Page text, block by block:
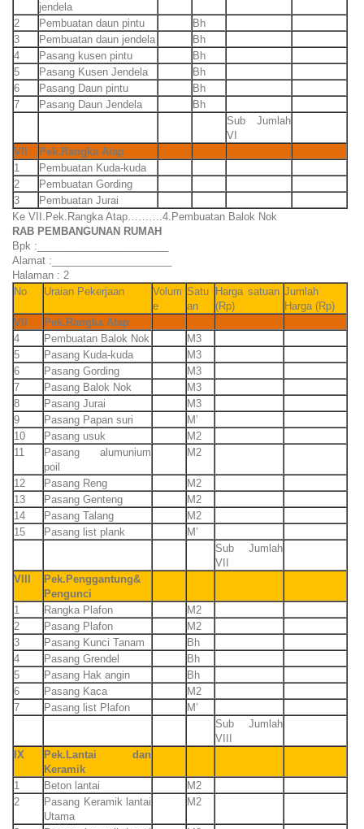
jendela
2 Pembuatan daun pintu
Bh
3
Pembuatan daun jendela
Bh
4
Pasang kusen pintu
Bh
5
Pasang Kusen Jendela
Bh
6
Pasang Daun pintu
Bh
7
Pasang Daun Jendela
Bh
Sub Jumlah
VI
VII
Pek.Rangka Atap
1
Pembuatan Kuda-kuda
2
Pembuatan Gording
3
Pembuatan Jurai
Ke VII.Pek.Rangka Atap……….4.Pembuatan Balok Nok
RAB PEMBANGUNAN RUMAH
Bpk :_______________________
Alamat :_____________________
Halaman : 2
No
Uraian Pekerjaan
Volum
e
Satu
an
Harga satuan
(Rp)
Jumlah
Harga (Rp)
VII
Pek.Rangka Atap
4
Pembuatan Balok Nok
M3
5
Pasang Kuda-kuda
M3
6
Pasang Gording
M3
7
Pasang Balok Nok
M3
8
Pasang Jurai
M3
9
Pasang Papan suri
M’
10
Pasang usuk
M2
11
Pasang alumunium
poil
M2
12 Pasang Reng
M2
13
Pasang Genteng
M2
14
Pasang Talang
M2
15
Pasang list plank
M’
Sub Jumlah
VII
VIII
Pek.Penggantung&
Pengunci
1
Rangka Plafon
M2
2
Pasang Plafon
M2
3
Pasang Kunci Tanam
Bh
4
Pasang Grendel
Bh
5
Pasang Hak angin
Bh
6
Pasang Kaca
M2
7
Pasang list Plafon
M’
Sub Jumlah
VIII
IX
Pek.Lantai dan
Keramik
1
Beton lantai
M2
2
Pasang Keramik lantai
Utama
M2